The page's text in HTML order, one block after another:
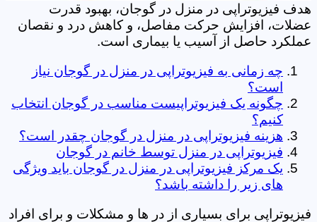
هدف فیزیوتراپی در منزل در گوجان، بهبود قدرت
عضلات، افزایش حرکت مفاصل، و کاهش درد و نقصان
عملکرد حاصل از آسیب یا بیماری است.
چه زمانی به فیزیوتراپی در منزل در گوجان نیاز
است؟
چگونه یک فیزیوتراپیست مناسب در گوجان انتخاب
کنیم؟
هزینه فیزیوتراپی در منزل در گوجان چقدر است؟
فیزیوتراپی در منزل توسط خانم در گوجان
یک مرکز فیزیوتراپی در منزل در گوجان باید ویژگی
های زیر را داشته باشد؟
فیزیوتراپی برای بسیاری از در ها و مشکلات و برای افراد